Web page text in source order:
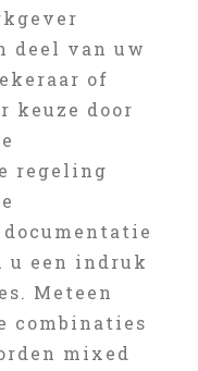
deel van uw
of
keuze door
regeling
u een indruk
Meteen
combinaties
mixed